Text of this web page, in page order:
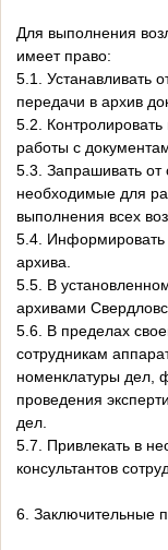
Для выполнения
имеет право:
5.1. Устанавливать
передачи в архив
5.2.
работы с
5.3. Запрашивать от
необходимые для
выполнения всех
5.4. Информировать
архива.
5.5. В
архивами
5.6. В пределах
сотрудникам
номенклатуры дел,
проведения
дел.
5.7. Привлекать в
консультантов
6. Заключительные